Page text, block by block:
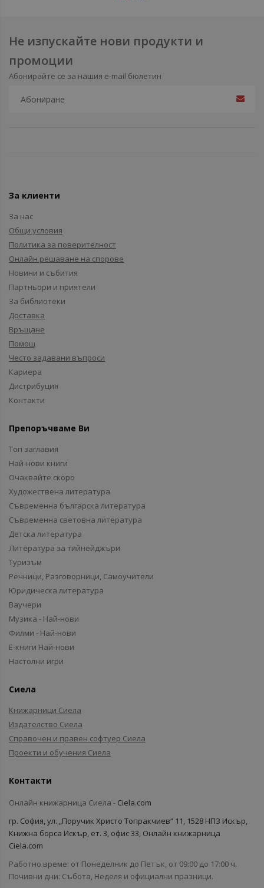
Не изпускайте нови продукти и
промоции
Абонирайте се за нашия e-mail бюлетин
За клиенти
За нас
Общи условия
Политика за поверителност
Онлайн решаване на спорове
Новини и събития
Партньори и приятели
За библиотеки
Доставка
Връщане
Помощ
Често задавани въпроси
Кариера
Дистрибуция
Контакти
Препоръчваме Ви
Топ заглавия
Най-нови книги
Очаквайте скоро
Художествена литература
Съвременна българска литература
Съвременна световна литература
Детска литература
Литература за тийнейджъри
Туризъм
Речници, Разговорници, Самоучители
Юридическа литература
Ваучери
Музика - Най-нови
Филми - Най-нови
Е-книги Най-нови
Настолни игри
Сиела
Книжарници Сиела
Издателство Сиела
Справочен и правен софтуер Сиела
Проекти и обучения Сиела
Контакти
Онлайн книжарница Сиела - Ciela.com
гр. София, ул. „Поручик Христо Топракчиев“ 11, 1528 НПЗ Искър,
Книжна борса Искър, ет. 3, офис 33, Онлайн книжарница
Ciela.com
Работно време: от Понеделник до Петък, от 09:00 до 17:00 ч.
Почивни дни: Събота, Неделя и официални празници.